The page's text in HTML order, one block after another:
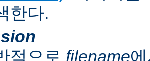
한다.
적으로 filename